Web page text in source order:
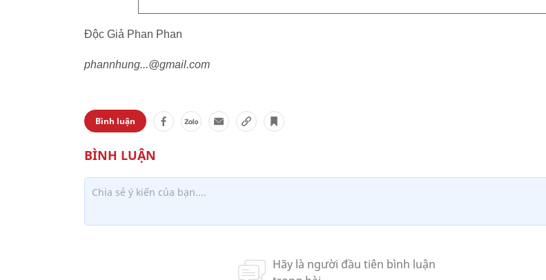
Độc Giả Phan Phan
phannhung...@gmail.com
Bình luận